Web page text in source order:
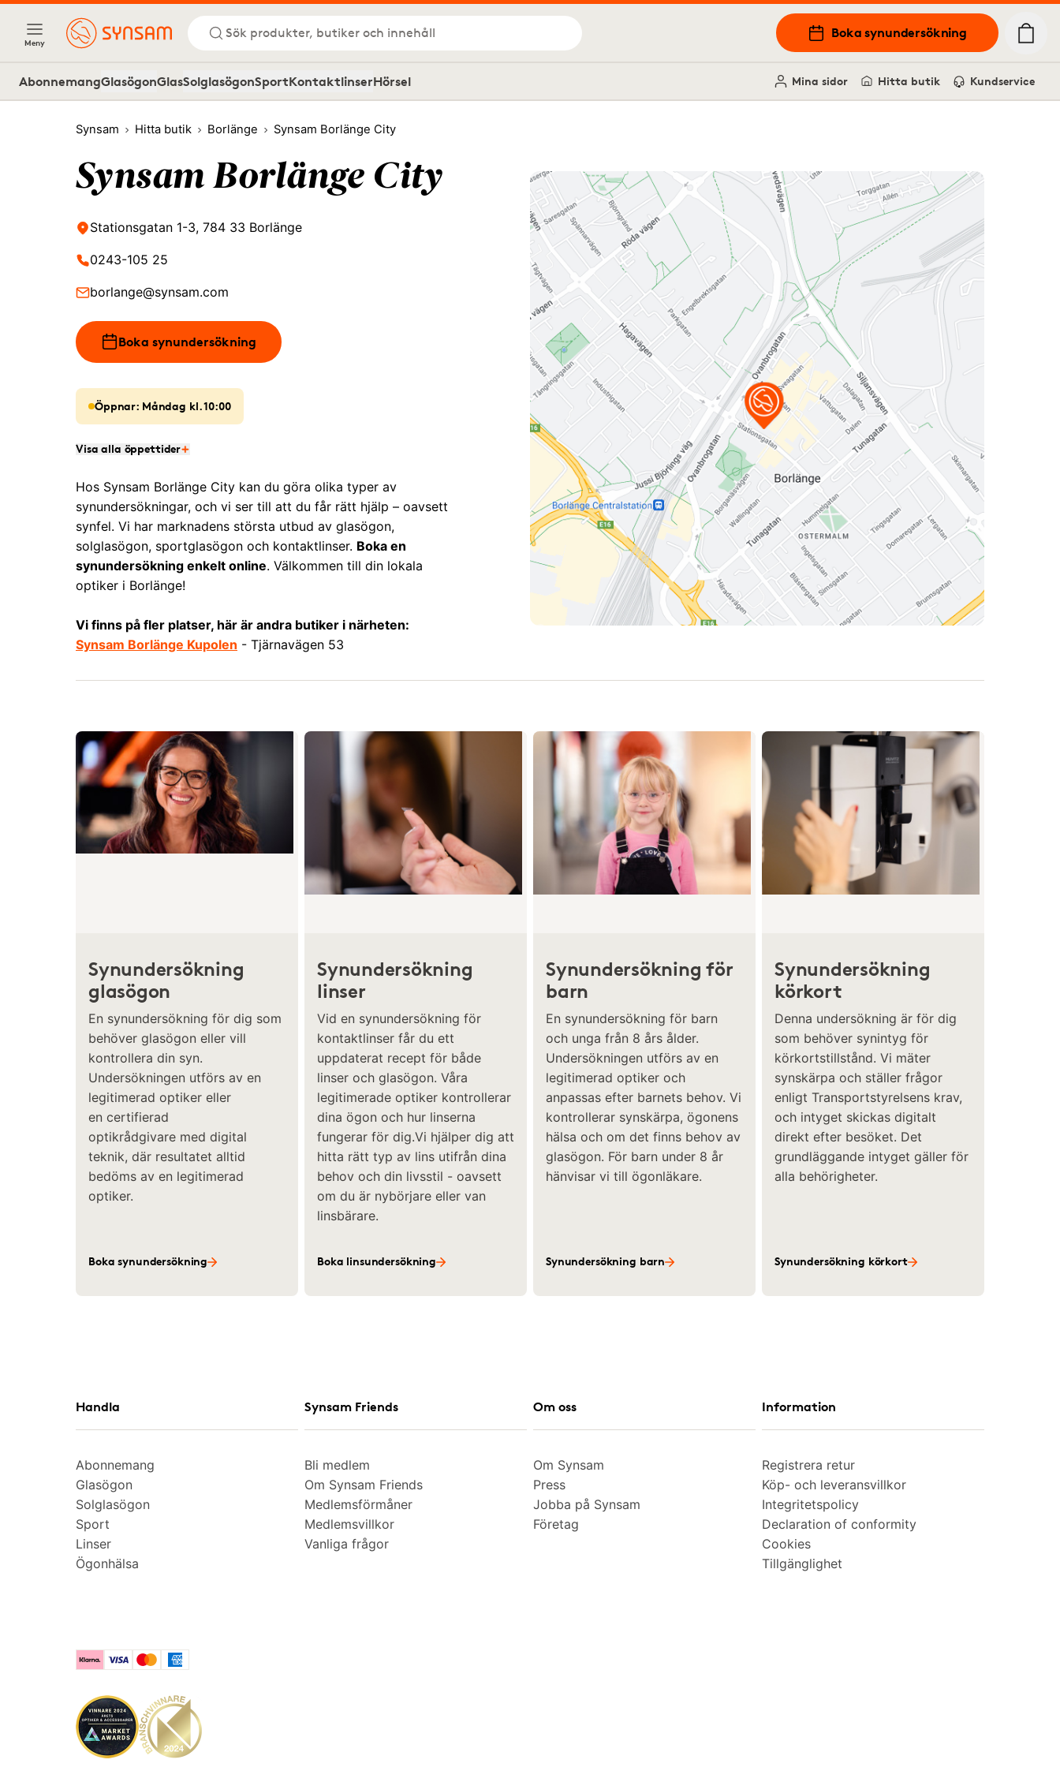
Meny
Sök produkter, butiker och innehåll Boka synundersökning
AbonnemangGlasögonGlasSolglasögonSportKontaktlinserHörsel Mina sidor Hitta butik Kundservice
Synsam Hitta butik Borlänge Synsam Borlänge City
Synsam Borlänge City
Stationsgatan 1-3, 784 33 Borlänge
0243-105 25
borlange@synsam.com
Boka synundersökning
Öppnar: Måndag kl. 10:00
Visa alla öppettider
Hos Synsam Borlänge City kan du göra olika typer av
synundersökningar, och vi ser till att du får rätt hjälp – oavsett
synfel. Vi har marknadens största utbud av glasögon,
solglasögon, sportglasögon och kontaktlinser. Boka en
synundersökning enkelt online. Välkommen till din lokala
optiker i Borlänge!
Vi finns på fler platser, här är andra butiker i närheten:
Synsam Borlänge Kupolen - Tjärnavägen 53
Synundersökning
glasögon
En synundersökning för dig som
behöver glasögon eller vill
kontrollera din syn.
Undersökningen utförs av en
legitimerad optiker eller
en certifierad
optikrådgivare med digital
teknik, där resultatet alltid
bedöms av en legitimerad
optiker.
Boka synundersökning
Synundersökning
linser
Vid en synundersökning för
kontaktlinser får du ett
uppdaterat recept för både
linser och glasögon. Våra
legitimerade optiker kontrollerar
dina ögon och hur linserna
fungerar för dig.Vi hjälper dig att
hitta rätt typ av lins utifrån dina
behov och din livsstil - oavsett
om du är nybörjare eller van
linsbärare.
Boka linsundersökning
Synundersökning för
barn
En synundersökning för barn
och unga från 8 års ålder.
Undersökningen utförs av en
legitimerad optiker och
anpassas efter barnets behov. Vi
kontrollerar synskärpa, ögonens
hälsa och om det finns behov av
glasögon. För barn under 8 år
hänvisar vi till ögonläkare.
Synundersökning barn
Synundersökning
körkort
Denna undersökning är för dig
som behöver synintyg för
körkortstillstånd. Vi mäter
synskärpa och ställer frågor
enligt Transportstyrelsens krav,
och intyget skickas digitalt
direkt efter besöket. Det
grundläggande intyget gäller för
alla behörigheter.
Synundersökning körkort
Handla
Abonnemang
Glasögon
Solglasögon
Sport
Linser
Ögonhälsa
Synsam Friends
Bli medlem
Om Synsam Friends
Medlemsförmåner
Medlemsvillkor
Vanliga frågor
Om oss
Om Synsam
Press
Jobba på Synsam
Företag
Information
Registrera retur
Köp- och leveransvillkor
Integritetspolicy
Declaration of conformity
Cookies
Tillgänglighet
KlarnaVisa MastercardAmerican Express